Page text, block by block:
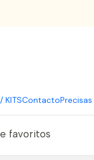
KITSContacto
agora
favoritos